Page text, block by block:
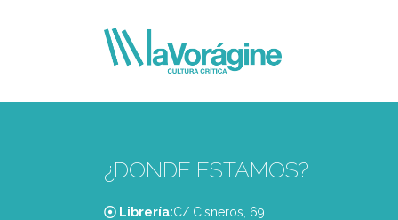
¿DONDE ESTAMOS?
Librería:C/ Cisneros, 69